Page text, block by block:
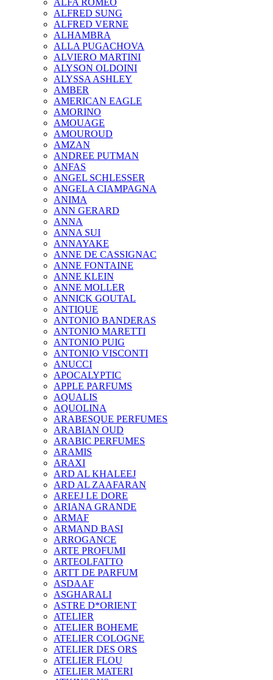
ALFA ROMEO
ALFRED SUNG
ALFRED VERNE
ALHAMBRA
ALLA PUGACHOVA
ALVIERO MARTINI
ALYSON OLDOINI
ALYSSA ASHLEY
AMBER
AMERICAN EAGLE
AMORINO
AMOUAGE
AMOUROUD
AMZAN
ANDREE PUTMAN
ANFAS
ANGEL SCHLESSER
ANGELA CIAMPAGNA
ANIMA
ANN GERARD
ANNA
ANNA SUI
ANNAYAKE
ANNE DE CASSIGNAC
ANNE FONTAINE
ANNE KLEIN
ANNE MOLLER
ANNICK GOUTAL
ANTIQUE
ANTONIO BANDERAS
ANTONIO MARETTI
ANTONIO PUIG
ANTONIO VISCONTI
ANUCCI
APOCALYPTIC
APPLE PARFUMS
AQUALIS
AQUOLINA
ARABESQUE PERFUMES
ARABIAN OUD
ARABIC PERFUMES
ARAMIS
ARAXI
ARD AL KHALEEJ
ARD AL ZAAFARAN
AREEJ LE DORE
ARIANA GRANDE
ARMAF
ARMAND BASI
ARROGANCE
ARTE PROFUMI
ARTEOLFATTO
ARTT DE PARFUM
ASDAAF
ASGHARALI
ASTRE D*ORIENT
ATELIER
ATELIER BOHEME
ATELIER COLOGNE
ATELIER DES ORS
ATELIER FLOU
ATELIER MATERI